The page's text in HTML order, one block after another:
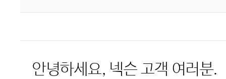
안녕하세요, 넥슨 고객 여러분.